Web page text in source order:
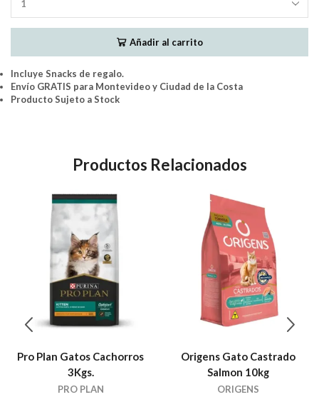
Gato
1.5Kg
Añadir al carrito
Incluye Snacks de regalo.
Envío GRATIS para Montevideo y Ciudad de la Costa
Producto Sujeto a Stock
Productos Relacionados
Pro Plan Gatos Cachorros
3Kgs.
PRO PLAN
Origens Gato Castrado
Salmon 10kg
ORIGENS